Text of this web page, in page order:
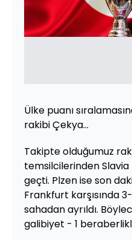
Ülke puanı
rakibi Çekya...
Takipte olduğumuz
temsilcilerinden
geçti. Plzen ise son
Frankfurt karşısında
sahadan ayrıldı.
galibiyet - 1